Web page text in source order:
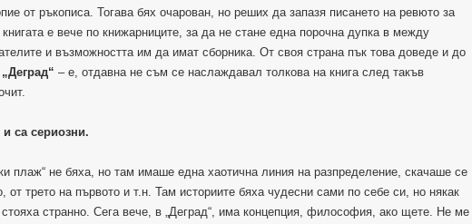
от ръкописа. Тогава бях очарован, но реших да запазя писането на ревюто за
книгата е вече по книжарниците, за да не стане една порочна дупка в между
и възможността им да имат сборника. От своя страна пък това доведе и до
– е, отдавна не съм се наслаждавал толкова на книга след такъв
и са сериозни.
плаж“ не бяха, но там имаше една хаотична линия на разпределение, скачаше се
от трето на първото и т.н. Там историите бяха чудесни сами по себе си, но някак
странно. Сега вече, в „Деград“, има концепция, философия, ако щете. Не ме